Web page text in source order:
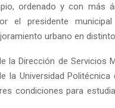
ordenado y con más
el presidente
urbano en
la Dirección de Servicios
la Universidad
condiciones para